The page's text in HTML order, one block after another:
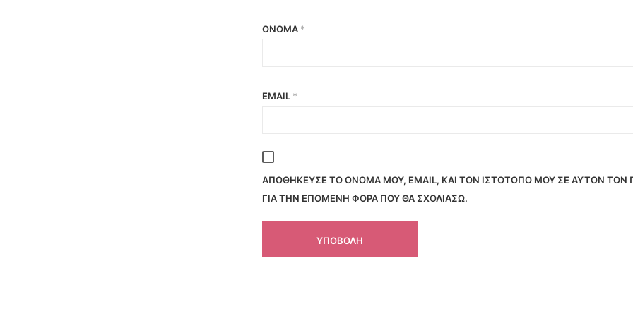
ΌΝΟΜΑ *
EMAIL *
ΑΠΟΘΉΚΕΥΣΕ ΤΟ ΌΝΟΜΆ ΜΟΥ, EMAIL, ΚΑΙ ΤΟΝ ΙΣΤΌΤΟΠΟ ΜΟΥ ΣΕ ΑΥΤΌΝ ΤΟΝ
ΓΙΑ ΤΗΝ ΕΠΌΜΕΝΗ ΦΟΡΆ ΠΟΥ ΘΑ ΣΧΟΛΙΆΣΩ.